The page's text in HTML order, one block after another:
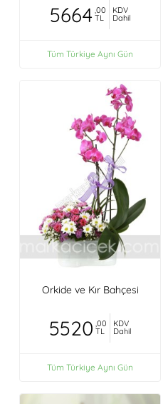
5664 ,00
TL
KDV
Dahil
Tüm Türkiye Aynı Gün
Orkide ve Kır Bahçesi
5520 ,00
TL
KDV
Dahil
Tüm Türkiye Aynı Gün